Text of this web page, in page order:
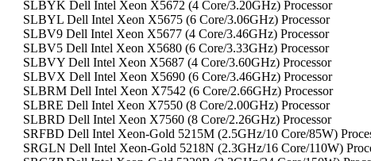
SLBYK Dell Intel Xeon X5672 (4 Core/3.20GHz) Processor
SLBYL Dell Intel Xeon X5675 (6 Core/3.06GHz) Processor
SLBV9 Dell Intel Xeon X5677 (4 Core/3.46GHz) Processor
SLBV5 Dell Intel Xeon X5680 (6 Core/3.33GHz) Processor
SLBVY Dell Intel Xeon X5687 (4 Core/3.60GHz) Processor
SLBVX Dell Intel Xeon X5690 (6 Core/3.46GHz) Processor
SLBRM Dell Intel Xeon X7542 (6 Core/2.66GHz) Processor
SLBRE Dell Intel Xeon X7550 (8 Core/2.00GHz) Processor
SLBRD Dell Intel Xeon X7560 (8 Core/2.26GHz) Processor
SRFBD Dell Intel Xeon-Gold 5215M (2.5GHz/10 Core/85W)
SRGLN Dell Intel Xeon-Gold 5218N (2.3GHz/16 Core/110W)